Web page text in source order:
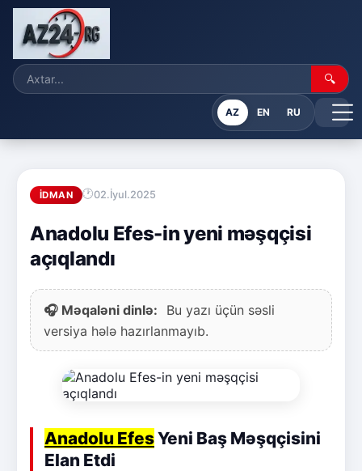
🔍
AZ EN RU
İDMAN 02.İyul.2025
Anadolu Efes-in yeni məşqçisi
açıqlandı
🎧 Məqaləni dinlə:
Bu yazı üçün səsli
versiya hələ hazırlanmayıb.
Anadolu EfesYeni Baş Məşqçisini
Elan Etdi